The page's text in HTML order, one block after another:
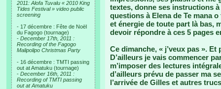
2011: Alofa Tuvalu « 2010 King
Tides Festival » video public
screening
- 17 décembre : Fête de Noël
du Fagogo (tournage)
- December 17th, 2011 :
Recording of the Fagogo
Malipolipo Christmas Party
- 16 décembre : TMTI passing
out at Amatuku (tournage)
- December 16th, 2011 :
Recording of TMTI passing
out at Amatuku
textes, donne ses instructions
questions à Elena de Te mana
et énergie de toute part là bas,
devoir répondre à ces 5 pages
Ce dimanche, « j’veux pas ».
D’ailleurs je vais commencer
m’imposer des lectures
d’ailleurs prévu de passer ma
l’arrivée de Gilles et autres